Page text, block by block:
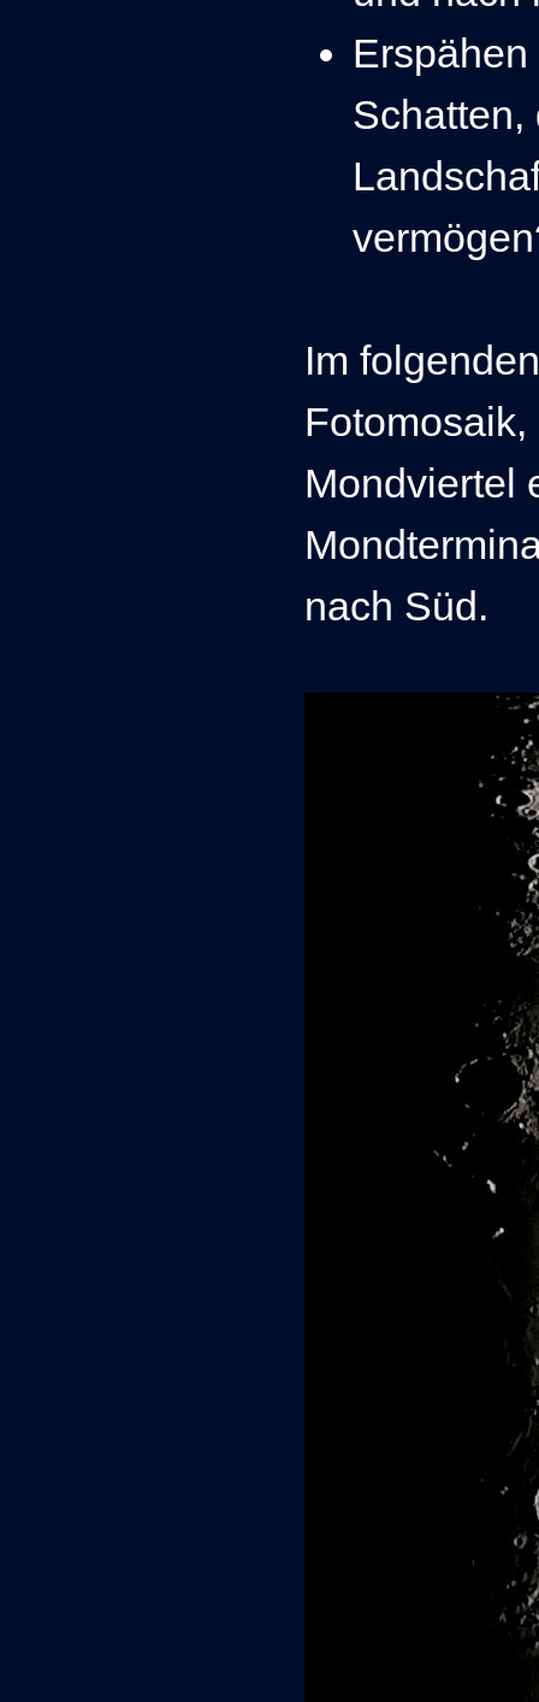
Schatten,
Im
Mondviertel
nach Süd.